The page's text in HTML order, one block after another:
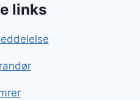
links